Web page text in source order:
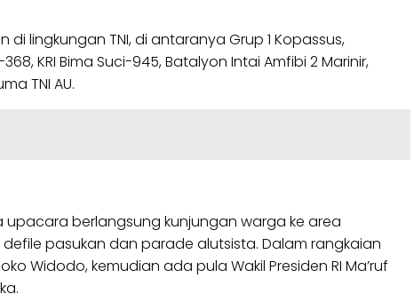
lingkungan TNI, di antaranya Grup 1 Kopassus,
KRI Bima Suci-945, Batalyon Intai Amfibi 2 Marinir,
TNI AU.
berlangsung kunjungan warga ke area
pasukan dan parade alutsista. Dalam rangkaian
Widodo, kemudian ada pula Wakil Presiden RI Ma’ruf